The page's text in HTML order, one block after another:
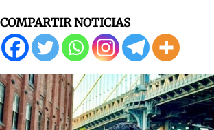
COMPARTIR NOTICIAS